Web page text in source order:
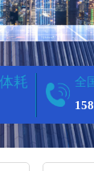
耗
全